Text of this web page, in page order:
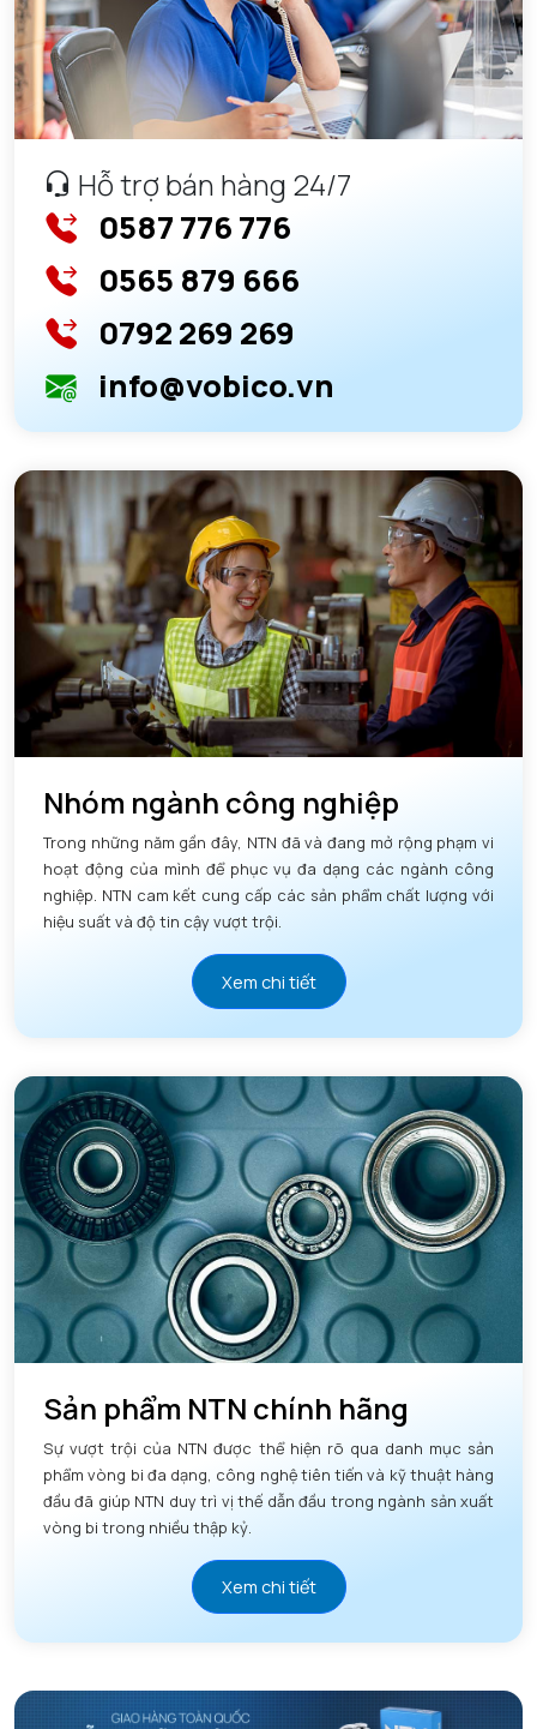
Hỗ trợ bán hàng 24/7
0587 776 776
0565 879 666
0792 269 269
info@vobico.vn
Nhóm ngành công nghiệp
Trong những năm gần đây, NTN đã và đang mở rộng phạm vi
hoạt động của mình để phục vụ đa dạng các ngành công
nghiệp. NTN cam kết cung cấp các sản phẩm chất lượng với
hiệu suất và độ tin cậy vượt trội.
Xem chi tiết
Sản phẩm NTN chính hãng
Sự vượt trội của NTN được thể hiện rõ qua danh mục sản
phẩm vòng bi đa dạng, công nghệ tiên tiến và kỹ thuật hàng
đầu đã giúp NTN duy trì vị thế dẫn đầu trong ngành sản xuất
vòng bi trong nhiều thập kỷ.
Xem chi tiết